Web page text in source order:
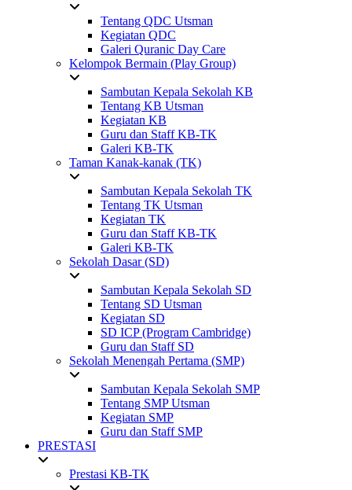
Tentang QDC Utsman
Kegiatan QDC
Galeri Quranic Day Care
Kelompok Bermain (Play Group)
Sambutan Kepala Sekolah KB
Tentang KB Utsman
Kegiatan KB
Guru dan Staff KB-TK
Galeri KB-TK
Taman Kanak-kanak (TK)
Sambutan Kepala Sekolah TK
Tentang TK Utsman
Kegiatan TK
Guru dan Staff KB-TK
Galeri KB-TK
Sekolah Dasar (SD)
Sambutan Kepala Sekolah SD
Tentang SD Utsman
Kegiatan SD
SD ICP (Program Cambridge)
Guru dan Staff SD
Sekolah Menengah Pertama (SMP)
Sambutan Kepala Sekolah SMP
Tentang SMP Utsman
Kegiatan SMP
Guru dan Staff SMP
PRESTASI
Prestasi KB-TK